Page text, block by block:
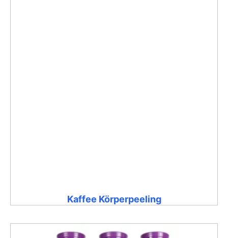
Kaffee Körperpeeling